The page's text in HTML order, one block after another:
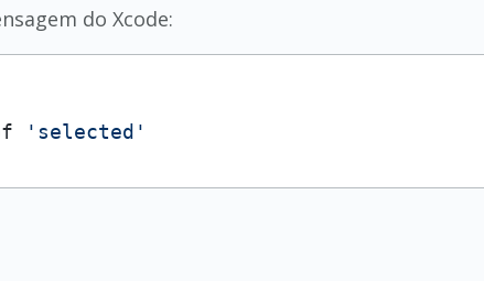
do Xcode:
'selected'